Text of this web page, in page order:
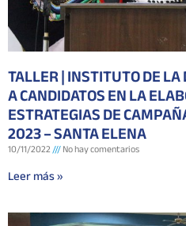
TALLER | INSTITUTO DE
A CANDIDATOS EN LA
ESTRATEGIAS DE
2023 – SANTA ELENA
10/11/2022 No hay comentarios
Leer más »